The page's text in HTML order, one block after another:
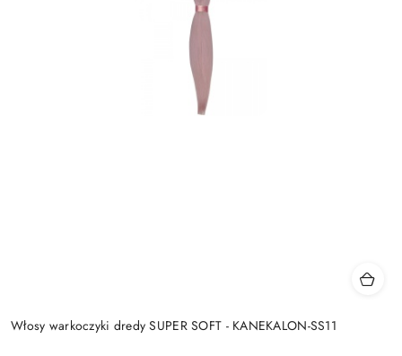
Włosy warkoczyki dredy SUPER SOFT - KANEKALON-SS11